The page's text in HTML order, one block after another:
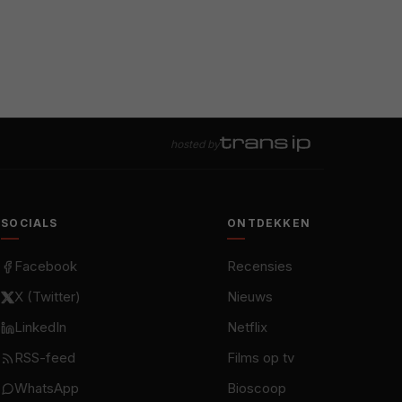
hosted by
SOCIALS
Facebook
X (Twitter)
LinkedIn
RSS-feed
WhatsApp
ONTDEKKEN
Recensies
Nieuws
Netflix
Films op tv
Bioscoop